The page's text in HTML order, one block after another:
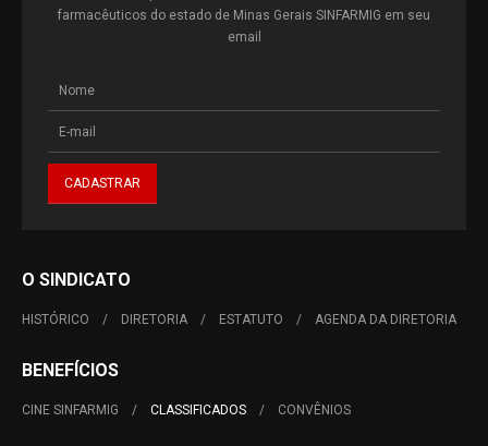
farmacêuticos do estado de Minas Gerais SINFARMIG em seu
email
O SINDICATO
HISTÓRICO DIRETORIA ESTATUTO AGENDA DA DIRETORIA
BENEFÍCIOS
CINE SINFARMIG CLASSIFICADOS CONVÊNIOS